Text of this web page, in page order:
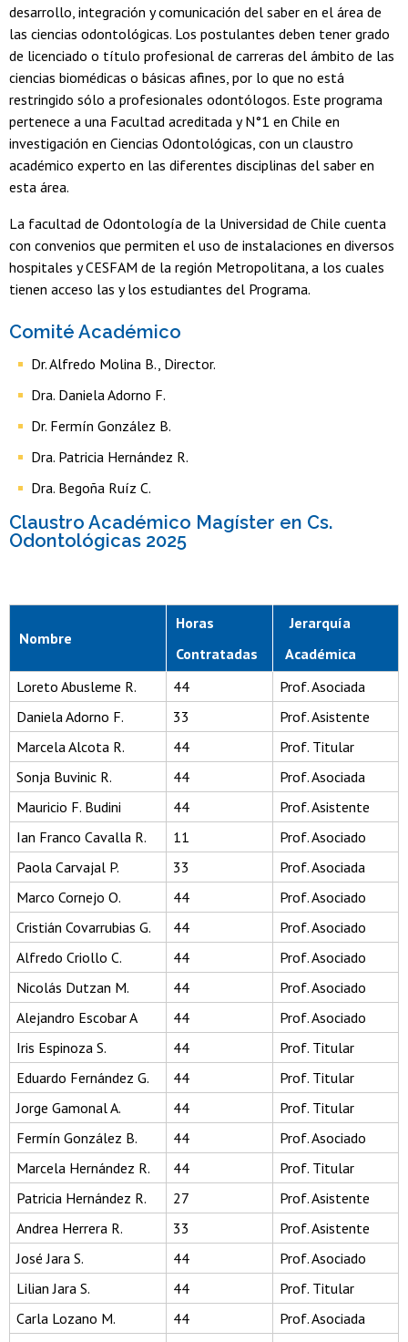
desarrollo, integración y comunicación del saber en el área de
las ciencias odontológicas. Los postulantes deben tener grado
de licenciado o título profesional de carreras del ámbito de las
ciencias biomédicas o básicas afines, por lo que no está
restringido sólo a profesionales odontólogos. Este programa
pertenece a una Facultad acreditada y N°1 en Chile en
investigación en Ciencias Odontológicas, con un claustro
académico experto en las diferentes disciplinas del saber en
esta área.
La facultad de Odontología de la Universidad de Chile cuenta
con convenios que permiten el uso de instalaciones en diversos
hospitales y CESFAM de la región Metropolitana, a los cuales
tienen acceso las y los estudiantes del Programa.
Comité Académico
Dr. Alfredo Molina B., Director.
Dra. Daniela Adorno F.
Dr. Fermín González B.
Dra. Patricia Hernández R.
Dra. Begoña Ruíz C.
Claustro Académico Magíster en Cs.
Odontológicas 2025
Nombre
Horas
Contratadas
Jerarquía
Académica
Loreto Abusleme R.
44
Prof. Asociada
Daniela Adorno F.
33
Prof. Asistente
Marcela Alcota R.
44
Prof. Titular
Sonja Buvinic R.
44
Prof. Asociada
Mauricio F. Budini
44
Prof. Asistente
Ian Franco Cavalla R.
11
Prof. Asociado
Paola Carvajal P.
33
Prof. Asociada
Marco Cornejo O.
44
Prof. Asociado
Cristián Covarrubias G.
44
Prof. Asociado
Alfredo Criollo C.
44
Prof. Asociado
Nicolás Dutzan M.
44
Prof. Asociado
Alejandro Escobar A
44
Prof. Asociado
Iris Espinoza S.
44
Prof. Titular
Eduardo Fernández G.
44
Prof. Titular
Jorge Gamonal A.
44
Prof. Titular
Fermín González B.
44
Prof. Asociado
Marcela Hernández R.
44
Prof. Titular
Patricia Hernández R.
27
Prof. Asistente
Andrea Herrera R.
33
Prof. Asistente
José Jara S.
44
Prof. Asociado
Lilian Jara S.
44
Prof. Titular
Carla Lozano M.
44
Prof. Asociada